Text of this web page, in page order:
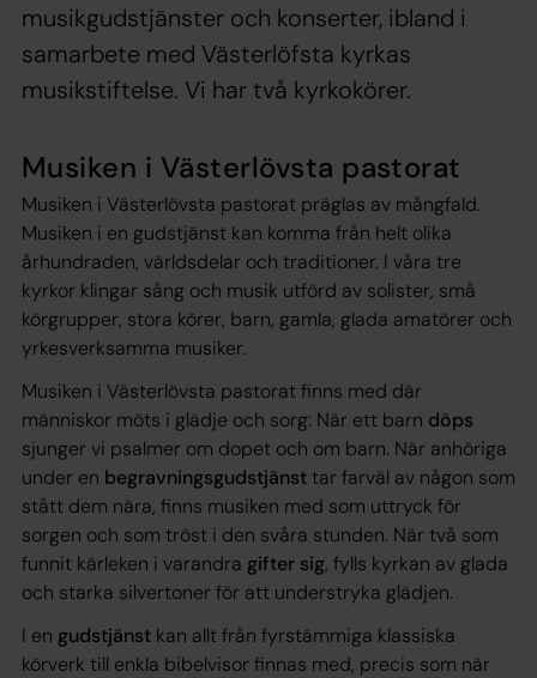
musikgudstjänster och konserter, ibland i
samarbete med Västerlöfsta kyrkas
musikstiftelse. Vi har två kyrkokörer.
Musiken i Västerlövsta pastorat
Musiken i Västerlövsta pastorat präglas av mångfald.
Musiken i en gudstjänst kan komma från helt olika
århundraden, världsdelar och traditioner. I våra tre
kyrkor klingar sång och musik utförd av solister, små
körgrupper, stora körer, barn, gamla, glada amatörer och
yrkesverksamma musiker.
Musiken i Västerlövsta pastorat finns med där
människor möts i glädje och sorg: När ett barn döps
sjunger vi psalmer om dopet och om barn. När anhöriga
under en begravningsgudstjänsttar farväl av någon som
stått dem nära, finns musiken med som uttryck för
sorgen och som tröst i den svåra stunden. När två som
funnit kärleken i varandra gifter sig, fylls kyrkan av glada
och starka silvertoner för att understryka glädjen.
I en gudstjänst kan allt från fyrstämmiga klassiska
körverk till enkla bibelvisor finnas med, precis som när